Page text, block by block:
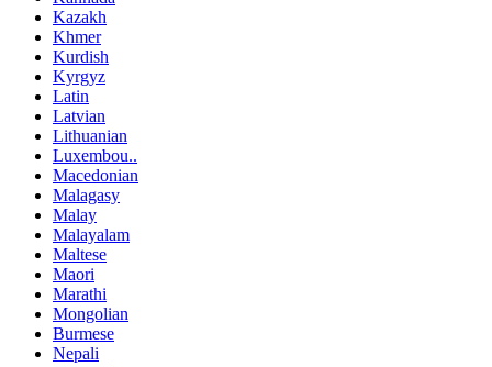
Kazakh
Khmer
Kurdish
Kyrgyz
Latin
Latvian
Lithuanian
Luxembou..
Macedonian
Malagasy
Malay
Malayalam
Maltese
Maori
Marathi
Mongolian
Burmese
Nepali